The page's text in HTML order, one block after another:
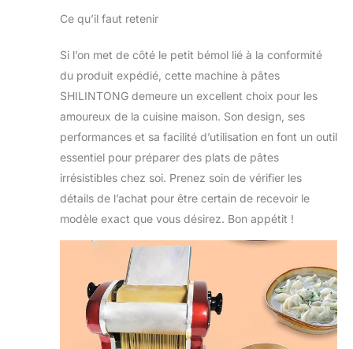
épices à votre pâte
pour des pâtes
uniques. Conseil :
pétrissez la pâte à
la main pendant 5
minutes, puis
utilisez la machine
pour obtenir la
Une pâte
légèrement sèche
est idéale avant la
Ce qu’il faut retenir
Si l’on met de côté le petit bémol lié à la conformité
du produit expédié, cette machine à pâtes
SHILINTONG demeure un excellent choix pour les
amoureux de la cuisine maison. Son design, ses
performances et sa facilité d’utilisation en font un outil
essentiel pour préparer des plats de pâtes
irrésistibles chez soi. Prenez soin de vérifier les
détails de l’achat pour être certain de recevoir le
modèle exact que vous désirez. Bon appétit !